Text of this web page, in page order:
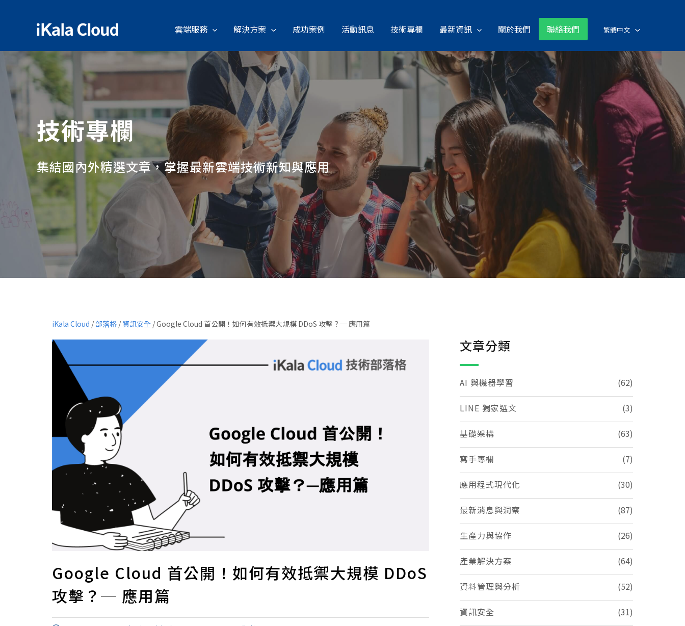
雲端服務 解決方案 成功案例 活動訊息 技術專欄 最新資訊 關於我們 聯絡我們 繁體中文
技術專欄
集結國內外精選文章，掌握最新雲端技術新知與應用
iKala Cloud /部落格 / 資訊安全 /Google Cloud 首公開！如何有效抵禦大規模 DDoS 攻擊？─ 應用篇
Google Cloud 首公開！如何有效抵禦大規模 DDoS
攻擊？─ 應用篇
文章分類
AI 與機器學習 (62)
LINE 獨家選文 (3)
基礎架構 (63)
寫手專欄 (7)
應用程式現代化 (30)
最新消息與洞察 (87)
生產力與協作 (26)
產業解決方案 (64)
資料管理與分析 (52)
資訊安全 (31)